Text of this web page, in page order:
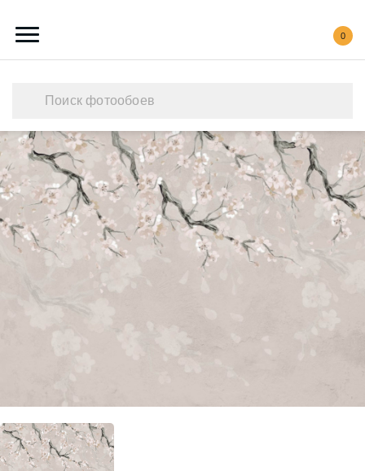
0
Каталог обоев
Наши работы
Создать свои фотообои
Акции
Контакты
Избранное